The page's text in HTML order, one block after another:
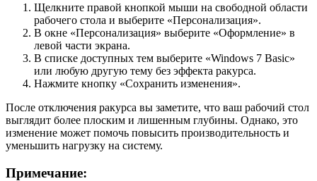
Щелкните правой кнопкой мыши на свободной области
рабочего стола и выберите «Персонализация».
В окне «Персонализация» выберите «Оформление» в
левой части экрана.
В списке доступных тем выберите «Windows 7 Basic»
или любую другую тему без эффекта ракурса.
Нажмите кнопку «Сохранить изменения».
После отключения ракурса вы заметите, что ваш рабочий стол
выглядит более плоским и лишенным глубины. Однако, это
изменение может помочь повысить производительность и
уменьшить нагрузку на систему.
Примечание: